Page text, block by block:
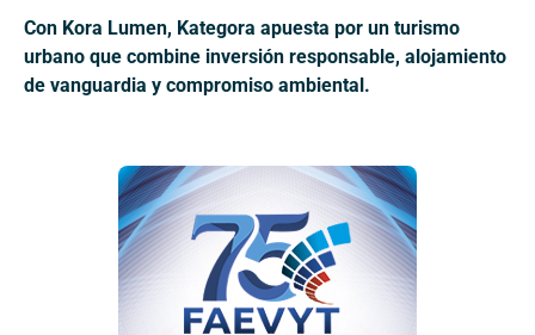
Con Kora Lumen, Kategora apuesta por un turismo
urbano que combine inversión responsable, alojamiento
de vanguardia y compromiso ambiental.